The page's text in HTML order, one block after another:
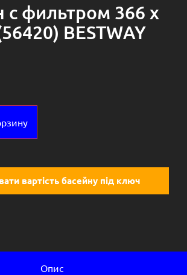
с фильтром 366 х
BESTWAY
вартість басейну під ключ
Опис